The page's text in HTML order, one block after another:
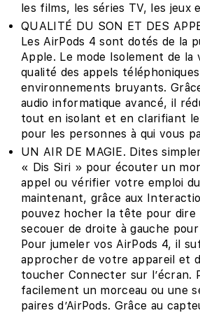
les films, les séries TV, les jeux
QUALITÉ DU SON ET DES
Les AirPods 4 sont dotés de la
Apple. Le mode Isolement de la
qualité des appels
environnements bruyants.
audio informa­­tique avancé, il
tout en isolant et en clarifiant
pour les personnes à qui vous
UN AIR DE MAGIE. Dites
« Dis Siri » pour écouter un
appel ou vérifier votre emploi
maintenant, grâce aux
pouvez hocher la tête pour dire
secouer de droite à gauche
Pour jumeler vos AirPods 4, il
approcher de votre appareil et
toucher Connecter sur l’écran.
facilement un morceau ou une
paires d’AirPods. Grâce au